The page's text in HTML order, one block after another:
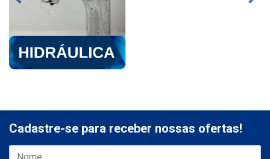
Cadastre-se para receber nossas ofertas!